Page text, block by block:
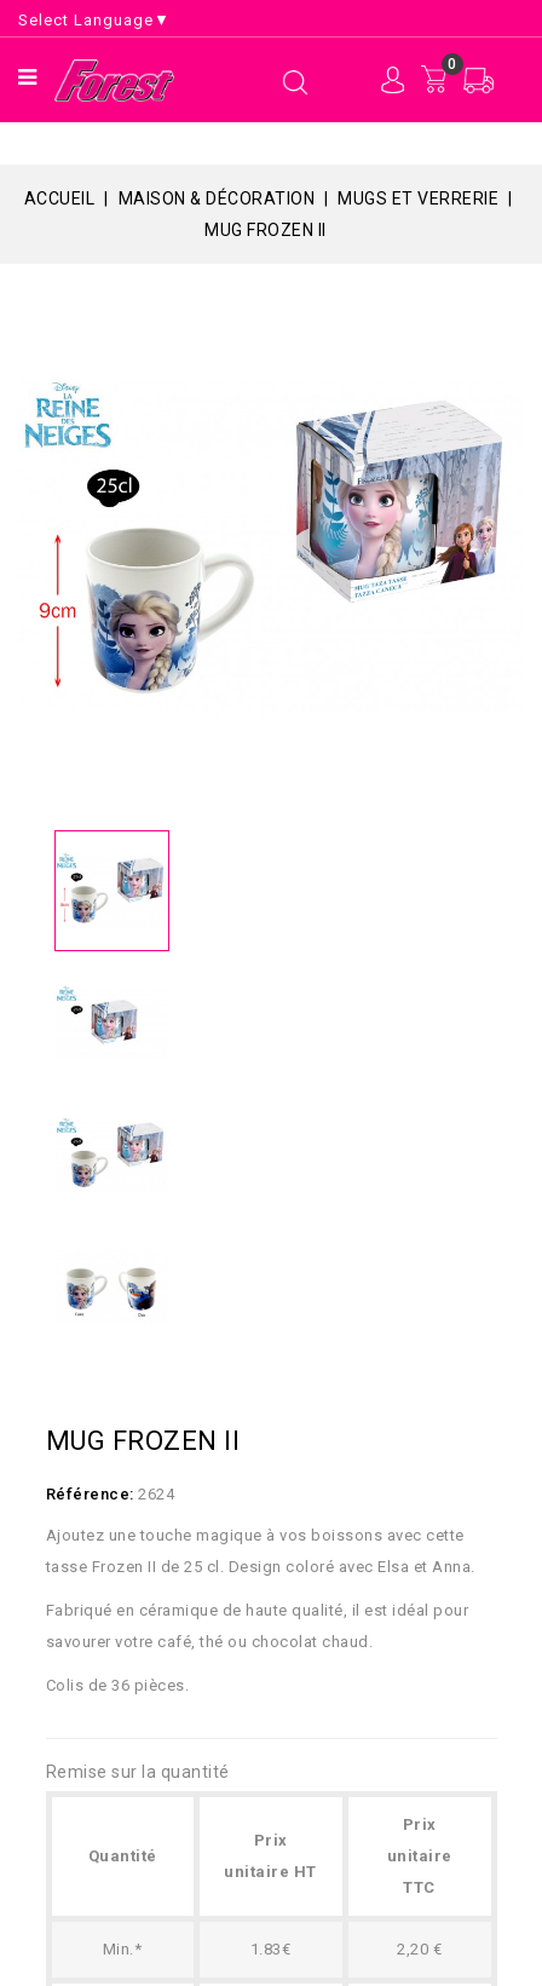
Select Language ▼
0
ACCUEIL MAISON & DÉCORATION
MUGS ET VERRERIE
MUG FROZEN II
MUG FROZEN II
Référence: 2624
Ajoutez une touche magique à vos boissons avec cette
tasse Frozen II de 25 cl. Design coloré avec Elsa et Anna.
Fabriqué en céramique de haute qualité, il est idéal pour
savourer votre café, thé ou chocolat chaud.
Colis de 36 pièces.
Remise sur la quantité
Quantité
Prix
unitaire HT
Prix
unitaire
TTC
Min.* 1.83€ 2,20 €